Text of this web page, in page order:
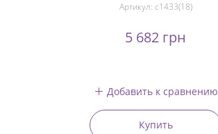
Артикул: c1433(18)
5 682 грн
Добавить к сравнению
Купить